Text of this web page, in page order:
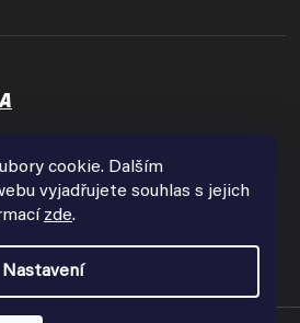
cookie. Dalším
vyjadřujete souhlas s jejich
zde.
Nastavení